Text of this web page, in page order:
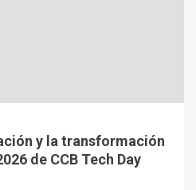
y la transformación
de CCB Tech Day